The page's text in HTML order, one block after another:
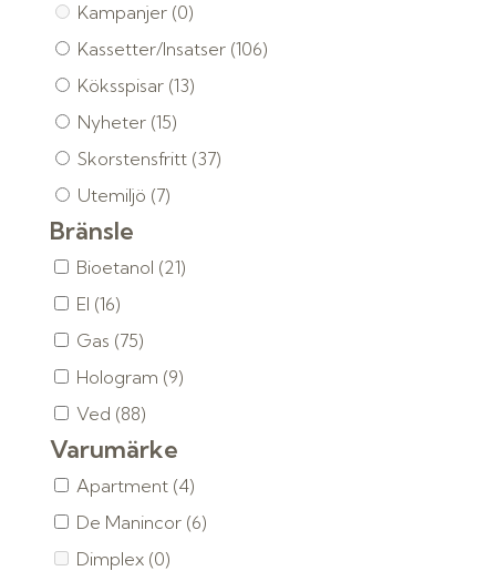
Kampanjer (0)
Kassetter/Insatser (106)
Köksspisar (13)
Nyheter (15)
Skorstensfritt (37)
Utemiljö (7)
Bränsle
Bioetanol (21)
El (16)
Gas (75)
Hologram (9)
Ved (88)
Varumärke
Apartment (4)
De Manincor (6)
Dimplex (0)